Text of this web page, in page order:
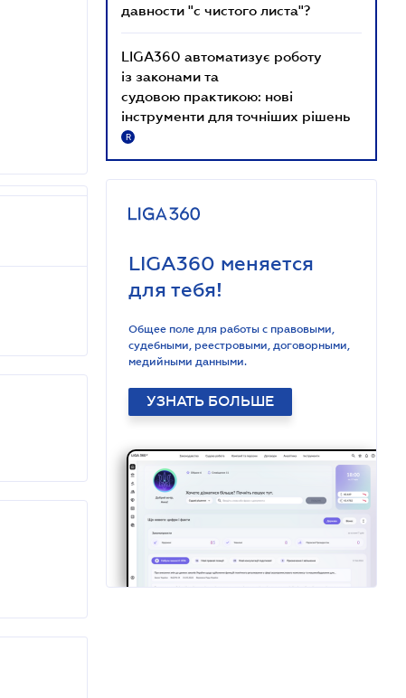
давности "с чистого листа"?
LIGA360 автоматизує роботу
із законами та
судовою практикою: нові
інструменти для точніших рішень
R
LIGA360 меняется
для тебя!
Общее поле для работы с правовыми,
судебными, реестровыми, договорными,
медийными данными.
УЗНАТЬ БОЛЬШЕ